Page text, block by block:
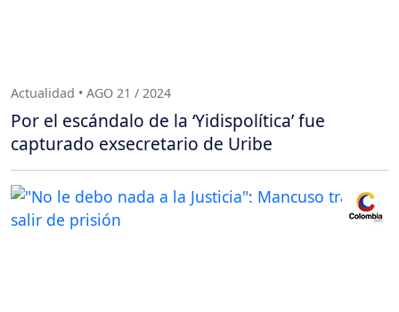
Actualidad • AGO 21 / 2024
Por el escándalo de la ‘Yidispolítica’ fue
capturado exsecretario de Uribe